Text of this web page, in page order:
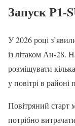
Запуск P1-
У 2026 році
із літаком Ан-28.
розміщувати
у повітрі в
Повітряний старт
потрібно